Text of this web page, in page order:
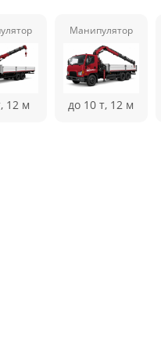
12 м
Манипулятор
до 10 т, 12 м